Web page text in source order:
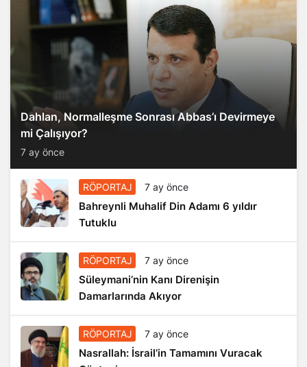
Dahlan, Normalleşme Sonrası Abbas’ı Devirmeye
mi Çalışıyor?
7 ay önce
RÖPORTAJ 7 ay önce
Bahreynli Muhalif Din Adamı 6 yıldır
Tutuklu
RÖPORTAJ 7 ay önce
Süleymani’nin Kanı Direnişin
Damarlarında Akıyor
RÖPORTAJ 7 ay önce
Nasrallah: İsrail’in Tamamını Vuracak